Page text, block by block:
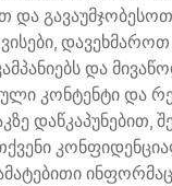
0,00 US$ ᲛᲘᲖᲐᲜᲘ
ხმარდება
და გავაუმჯობესოთ
დავეხმაროთ
და
კონტენტი და
დაწკაპუნებით,